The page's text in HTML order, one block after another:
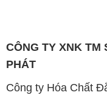
CÔNG TY XNK TM
PHÁT
Công ty Hóa Chất